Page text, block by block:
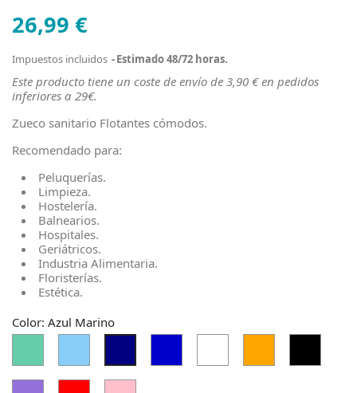
26,99 €
Impuestos incluidos Estimado 48/72 horas.
Este producto tiene un coste de envío de 3,90 € en pedidos
inferiores a 29€.
Zueco sanitario Flotantes cómodos.
Recomendado para:
Peluquerías.
Limpieza.
Hostelería.
Balnearios.
Hospitales.
Geriátricos.
Industria Alimentaria.
Floristerías.
Estética.
Color: Azul Marino
Aguamarina
Azul
Claro